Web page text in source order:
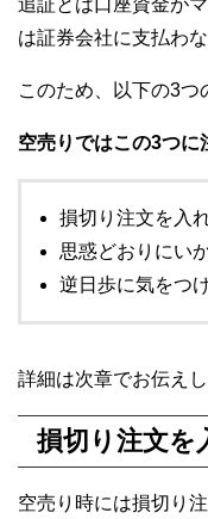
追証とは口座資金が
は証券会社に支払わ
このため、以下の3つ
空売りではこの3つに
損切り注文を入
思惑どおりにい
逆日歩に気をつ
詳細は次章でお伝えし
損切り注文を
空売り時には損切り